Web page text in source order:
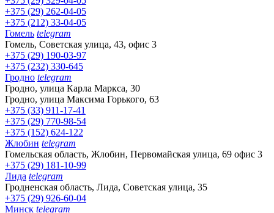
+375 (29) 262-04-05
+375 (212) 33-04-05
Гомель telegram
Гомель, Советская улица, 43, офис 3
+375 (29) 190-03-97
+375 (232) 330-645
Гродно telegram
Гродно, улица Карла Маркса, 30
Гродно, улица Максима Горького, 63
+375 (33) 911-17-41
+375 (29) 770-98-54
+375 (152) 624-122
Жлобин telegram
Гомельская область, Жлобин, Первомайская улица, 69 офис 3
+375 (29) 181-10-99
Лида telegram
Гродненская область, Лида, Советская улица, 35
+375 (29) 926-60-04
Минск telegram